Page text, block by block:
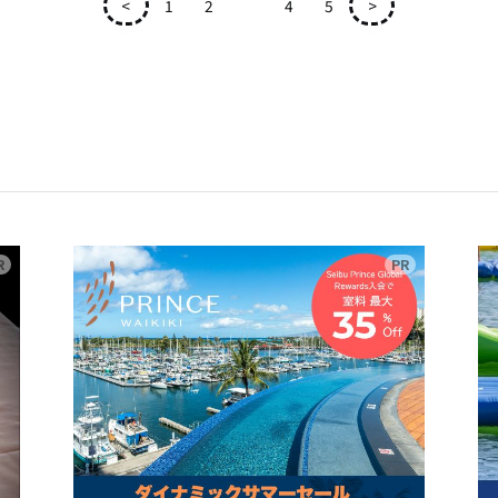
< 1 2 4 5 >
広告